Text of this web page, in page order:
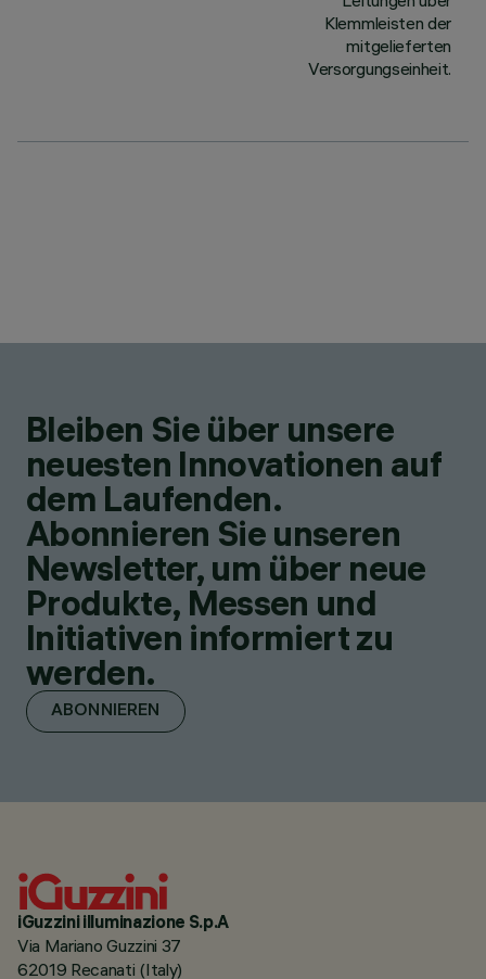
Klemmleisten der
mitgelieferten
Versorgungseinheit.
Bleiben Sie über unsere
neuesten Innovationen auf
dem Laufenden.
Abonnieren Sie unseren
Newsletter, um über neue
Produkte, Messen und
Initiativen informiert zu
werden.
ABONNIEREN
iGuzzini illuminazione S.p.A
Via Mariano Guzzini 37
62019 Recanati (Italy)